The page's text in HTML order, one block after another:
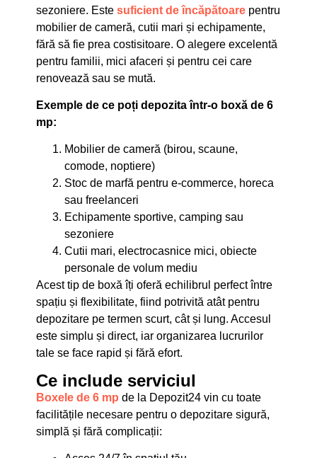
sezoniere. Estesuficient de încăpătoare pentru
mobilier de cameră, cutii mari și echipamente,
fără să fie prea costisitoare. O alegere excelentă
pentru familii, mici afaceri și pentru cei care
renovează sau se mută.
Exemple de ce poți depozita într-o boxă de 6
mp:
Mobilier de cameră (birou, scaune,
comode, noptiere)
Stoc de marfă pentru e-commerce, horeca
sau freelanceri
Echipamente sportive, camping sau
sezoniere
Cutii mari, electrocasnice mici, obiecte
personale de volum mediu
Acest tip de boxă îți oferă echilibrul perfect între
spațiu și flexibilitate, fiind potrivită atât pentru
depozitare pe termen scurt, cât și lung. Accesul
este simplu și direct, iar organizarea lucrurilor
tale se face rapid și fără efort.
Ce include serviciul
Boxele de 6 mp de la Depozit24 vin cu toate
facilitățile necesare pentru o depozitare sigură,
simplă și fără complicații: